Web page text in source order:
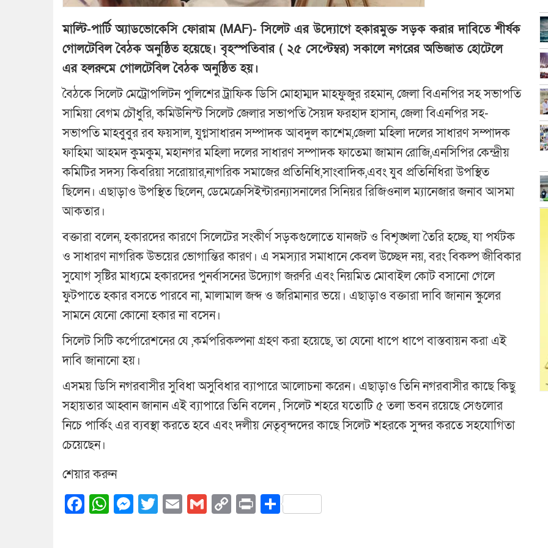
মাল্টি-পার্টি অ্যাডভোকেসি ফোরাম (MAF)- সিলেট এর উদ্যোগে হকারমুক্ত সড়ক করার দাবিতে শীর্ষক
গোলটেবিল বৈঠক অনুষ্ঠিত হয়েছে। বৃহস্পতিবার ( ২৫ সেপ্টেম্বর) সকালে নগরের অভিজাত হোটেলে
এর হলরুমে গোলটেবিল বৈঠক অনুষ্ঠিত হয়।
বৈঠকে সিলেট মেট্রোপলিটন পুলিশের ট্রাফিক ডিসি মোহাম্মদ মাহফুজুর রহমান, জেলা বিএনপির সহ সভাপতি
সামিয়া বেগম চৌধুরি, কমিউনিস্ট সিলেট জেলার সভাপতি সৈয়দ ফরহাদ হাসান, জেলা বিএনপির সহ-
সভাপতি মাহবুবুর রব ফয়সাল, যুগ্নসাধারন সম্পাদক আবদুল কাশেম,জেলা মহিলা দলের সাধারণ সম্পাদক
ফাহিমা আহমদ কুমকুম, মহানগর মহিলা দলের সাধারণ সম্পাদক ফাতেমা জামান রোজি,এনসিপির কেন্দ্রীয়
কমিটির সদস্য কিবরিয়া সরোয়ার,নাগরিক সমাজের প্রতিনিধি,সাংবাদিক,এবং যুব প্রতিনিধিরা উপস্থিত
ছিলেন। এছাড়াও উপস্থিত ছিলেন, ডেমেক্রেসিইন্টারন্যাসনালের সিনিয়র রিজিওনাল ম্যানেজার জনাব আসমা
আকতার।
বক্তারা বলেন, হকারদের কারণে সিলেটের সংকীর্ণ সড়কগুলোতে যানজট ও বিশৃঙ্খলা তৈরি হচ্ছে, যা পর্যটক
ও সাধারণ নাগরিক উভয়ের ভোগান্তির কারণ। এ সমস্যার সমাধানে কেবল উচ্ছেদ নয়, বরং বিকল্প জীবিকার
সুযোগ সৃষ্টির মাধ্যমে হকারদের পুনর্বাসনের উদ্যোগ জরুরি এবং নিয়মিত মোবাইল কোট বসানো গেলে
ফুটপাতে হকার বসতে পারবে না, মালামাল জব্দ ও জরিমানার ভয়ে। এছাড়াও বক্তারা দাবি জানান স্কুলের
সামনে যেনো কোনো হকার না বসেন।
সিলেট সিটি কর্পোরেশনের যে ,কর্মপরিকল্পনা গ্রহণ করা হয়েছে, তা যেনো ধাপে ধাপে বাস্তবায়ন করা এই
দাবি জানানো হয়।
এসময় ডিসি নগরবাসীর সুবিধা অসুবিধার ব্যাপারে আলোচনা করেন। এছাড়াও তিনি নগরবাসীর কাছে কিছু
সহায়তার আহ্বান জানান এই ব্যাপারে তিনি বলেন , সিলেট শহরে যতোটি ৫ তলা ভবন রয়েছে সেগুলোর
নিচে পার্কিং এর ব্যবস্থা করতে হবে এবং দলীয় নেতৃবৃন্দদের কাছে সিলেট শহরকে সুন্দর করতে সহযোগিতা
চেয়েছেন।
শেয়ার করুন
Facebook
WhatsApp
Messenger
Twitter
EmailGmailCopy
PrintShare